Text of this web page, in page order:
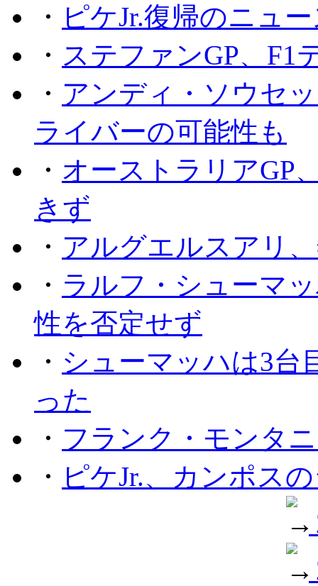
・ ピケJr.復帰のニュ
・ ステファンGP、F1
・ アンディ・ソウセ
ライバーの可能性も
・ オーストラリアGP
きず
・ アルグエルスアリ
・ ラルフ・シューマ
性を否定せず
・ シューマッハは3台
った
・ フランク・モンタ
・ ピケJr.、カンポス